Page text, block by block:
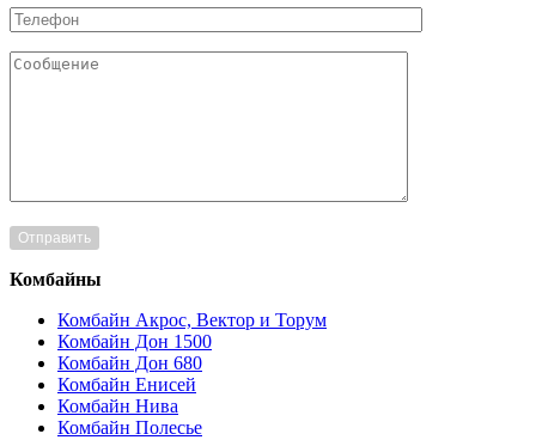
Комбайны
Комбайн Акрос, Вектор и Торум
Комбайн Дон 1500
Комбайн Дон 680
Комбайн Енисей
Комбайн Нива
Комбайн Полесье